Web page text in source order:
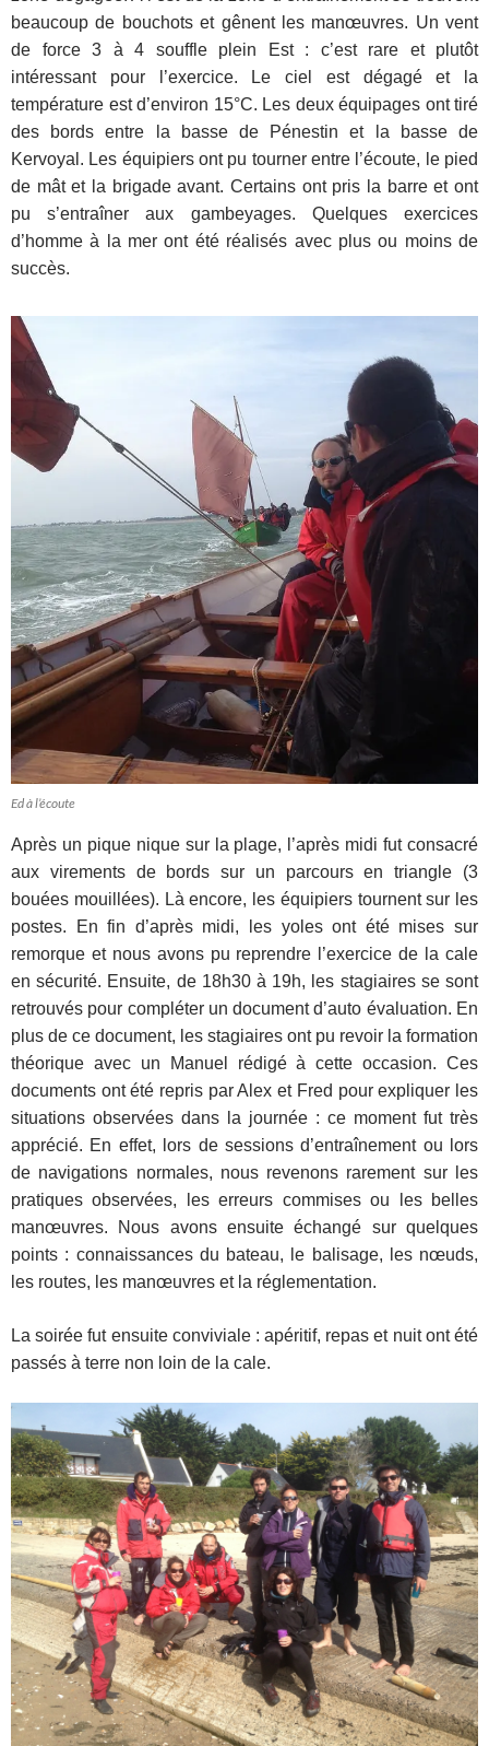
beaucoup de bouchots et gênent les manœuvres. Un vent
de force 3 à 4 souffle plein Est : c’est rare et plutôt
intéressant pour l’exercice. Le ciel est dégagé et la
température est d’environ 15°C. Les deux équipages ont tiré
des bords entre la basse de Pénestin et la basse de
Kervoyal. Les équipiers ont pu tourner entre l’écoute, le pied
de mât et la brigade avant. Certains ont pris la barre et ont
pu s’entraîner aux gambeyages. Quelques exercices
d’homme à la mer ont été réalisés avec plus ou moins de
succès.
Ed à l’écoute
Après un pique nique sur la plage, l’après midi fut consacré
aux virements de bords sur un parcours en triangle (3
bouées mouillées). Là encore, les équipiers tournent sur les
postes. En fin d’après midi, les yoles ont été mises sur
remorque et nous avons pu reprendre l’exercice de la cale
en sécurité. Ensuite, de 18h30 à 19h, les stagiaires se sont
retrouvés pour compléter un document d’auto évaluation. En
plus de ce document, les stagiaires ont pu revoir la formation
théorique avec un Manuel rédigé à cette occasion. Ces
documents ont été repris par Alex et Fred pour expliquer les
situations observées dans la journée : ce moment fut très
apprécié. En effet, lors de sessions d’entraînement ou lors
de navigations normales, nous revenons rarement sur les
pratiques observées, les erreurs commises ou les belles
manœuvres. Nous avons ensuite échangé sur quelques
points : connaissances du bateau, le balisage, les nœuds,
les routes, les manœuvres et la réglementation.
La soirée fut ensuite conviviale : apéritif, repas et nuit ont été
passés à terre non loin de la cale.